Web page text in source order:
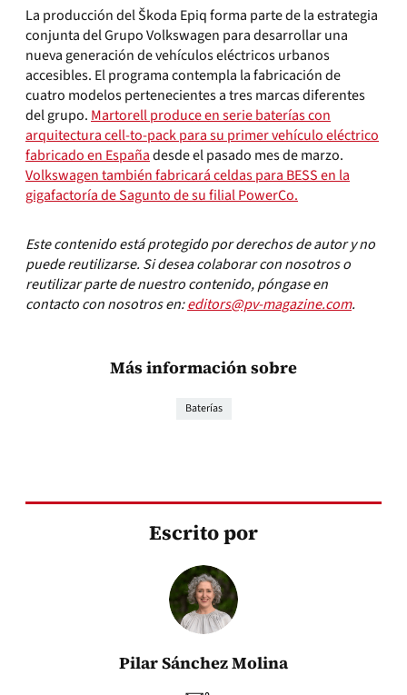
La producción del Škoda Epiq forma parte de la estrategia
conjunta del Grupo Volkswagen para desarrollar una
nueva generación de vehículos eléctricos urbanos
accesibles. El programa contempla la fabricación de
cuatro modelos pertenecientes a tres marcas diferentes
del grupo. Martorell produce en serie baterías con
arquitectura cell-to-pack para su primer vehículo eléctrico
fabricado en Españadesde el pasado mes de marzo.
Volkswagen también fabricará celdas para BESS en la
gigafactoría de Sagunto de su filial PowerCo.
Este contenido está protegido por derechos de autor y no
puede reutilizarse. Si desea colaborar con nosotros o
reutilizar parte de nuestro contenido, póngase en
contacto con nosotros en:editors@pv-magazine.com.
Más información sobre
Baterías
Escrito por
Pilar Sánchez Molina